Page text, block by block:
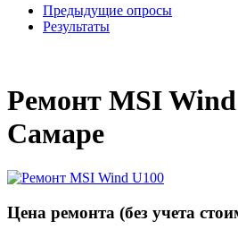
Предыдущие опросы
Результаты
Ремонт MSI
Самаре
Цена ремонта (без учета